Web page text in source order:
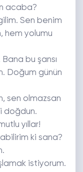
acaba?
Sen benim
hem yolumu
bu şansı
Doğum günün
sen olmazsan
doğdun.
yıllar!
ki sana?
istiyorum.